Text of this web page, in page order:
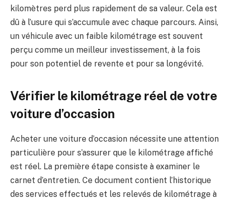
kilomètres perd plus rapidement de sa valeur. Cela est
dû à l’usure qui s’accumule avec chaque parcours. Ainsi,
un véhicule avec un faible kilométrage est souvent
perçu comme un meilleur investissement, à la fois
pour son potentiel de revente et pour sa longévité.
Vérifier le kilométrage réel de votre
voiture d’occasion
Acheter une voiture d’occasion nécessite une attention
particulière pour s’assurer que le kilométrage affiché
est réel. La première étape consiste à examiner le
carnet d’entretien. Ce document contient l’historique
des services effectués et les relevés de kilométrage à